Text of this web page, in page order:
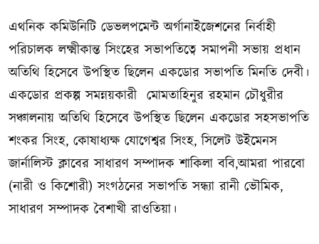
এথনিক কমিউনিটি ডেভলপমেন্ট অর্গানাইজেশনের নির্বাহী
পরিচালক লক্ষ্মীকান্ত সিংহের সভাপতিত্বে সমাপনী সভায় প্রধান
অতিথি হিসেবে উপস্থিত ছিলেন একডোর সভাপতি মিনতি দেবী।
একডোর প্রকল্প সমন্নয়কারী মোমতাহিনুর রহমান চৌধুরীর
সঞ্চালনায় অতিথি হিসেবে উপস্থিত ছিলেন একডোর সহসভাপতি
শংকর সিংহ, কোষাধ্যক্ষ যোগেশ্বর সিংহ, সিলেট উইমেনস
জার্নালিস্ট ক্লাবের সাধারণ সম্পাদক শাকিলা ববি,আমরা পারবো
(নারী ও কিশোরী) সংগঠনের সভাপতি সন্ধ্যা রানী ভৌমিক,
সাধারণ সম্পাদক বৈশাখী রাওতিয়া।